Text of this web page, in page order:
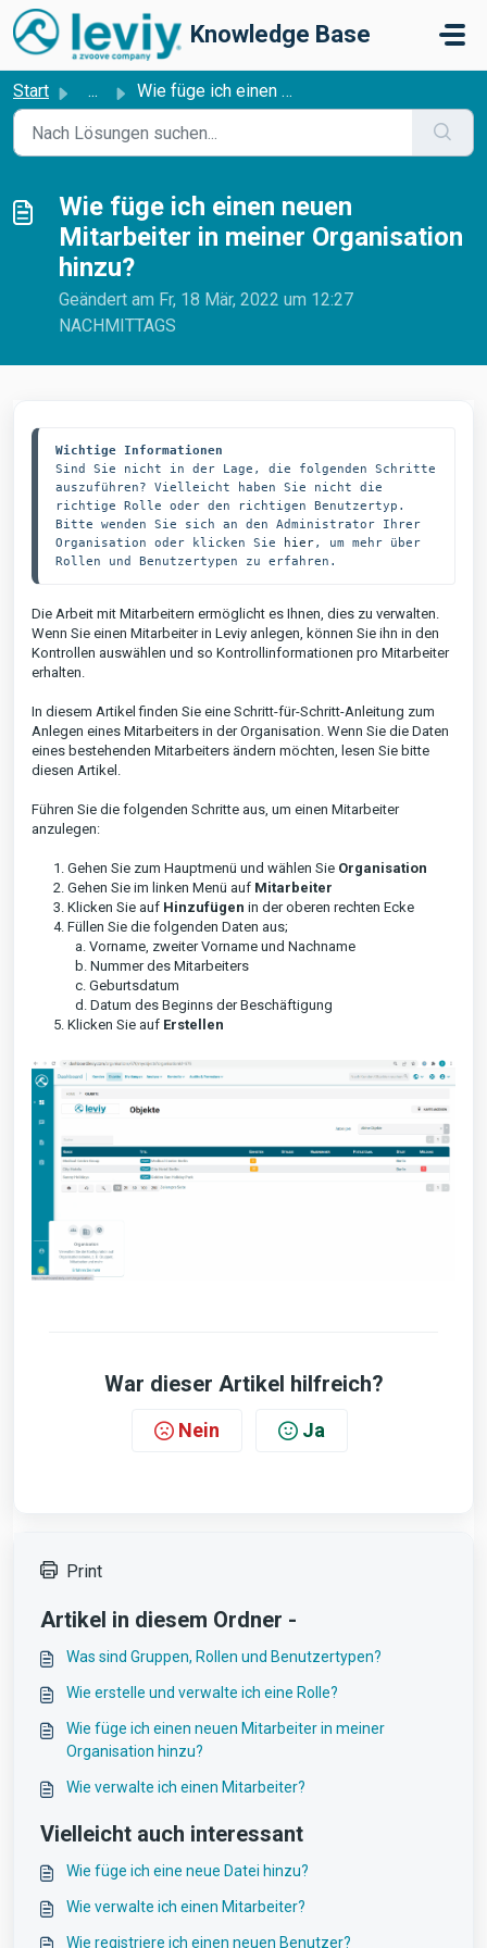
Zum hauptsächlichen Inhalt gehen
Knowledge Base
Start ... Wie füge ich einen neuen Mitarbeiter in meiner Organisati...
Wie füge ich einen neuen
Mitarbeiter in meiner Organisation
hinzu?
Geändert am Fr, 18 Mär, 2022 um 12:27
NACHMITTAGS
Wichtige Informationen
Sind Sie nicht in der Lage, die folgenden Schritte
auszuführen? Vielleicht haben Sie nicht die
richtige Rolle oder den richtigen Benutzertyp.
Bitte wenden Sie sich an den Administrator Ihrer
Organisation oder klicken Sie
hier, um mehr über
Rollen und Benutzertypen zu erfahren.
Die Arbeit mit Mitarbeitern ermöglicht es Ihnen, dies zu verwalten.
Wenn Sie einen Mitarbeiter in Leviy anlegen, können Sie ihn in den
Kontrollen auswählen und so Kontrollinformationen pro Mitarbeiter
erhalten.
In diesem Artikel finden Sie eine Schritt-für-Schritt-Anleitung zum
Anlegen eines Mitarbeiters in der Organisation. Wenn Sie die Daten
eines bestehenden Mitarbeiters ändern möchten, lesen Sie bitte
diesen Artikel.
Führen Sie die folgenden Schritte aus, um einen Mitarbeiter
anzulegen:
1. Gehen Sie zum Hauptmenü und wählen Sie Organisation
2. Gehen Sie im linken Menü auf Mitarbeiter
3. Klicken Sie auf Hinzufügen in der oberen rechten Ecke
4. Füllen Sie die folgenden Daten aus;
a. Vorname, zweiter Vorname und Nachname
b. Nummer des Mitarbeiters
c. Geburtsdatum
d. Datum des Beginns der Beschäftigung
5. Klicken Sie auf Erstellen
War dieser Artikel hilfreich?
Nein Ja
Print
Artikel in diesem Ordner -
Was sind Gruppen, Rollen und Benutzertypen?
Wie erstelle und verwalte ich eine Rolle?
Wie füge ich einen neuen Mitarbeiter in meiner
Organisation hinzu?
Wie verwalte ich einen Mitarbeiter?
Vielleicht auch interessant
Wie füge ich eine neue Datei hinzu?
Wie verwalte ich einen Mitarbeiter?
Wie registriere ich einen neuen Benutzer?